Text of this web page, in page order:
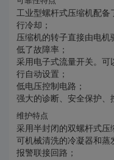
工业型螺杆式压缩机配备
行冷却；
压缩机的转子直接由电
低了故障率；
采用电子式流量开关。
行自动设置；
低电压控制电路；
强大的诊断、安全保护、
维护特点
采用半封闭的双螺杆式压
可机械清洗的冷凝器和蒸
报警联接回路；